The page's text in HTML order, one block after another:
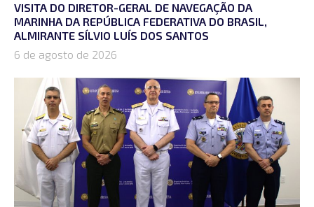
VISITA DO DIRETOR-GERAL DE NAVEGAÇÃO DA
MARINHA DA REPÚBLICA FEDERATIVA DO BRASIL,
ALMIRANTE SÍLVIO LUÍS DOS SANTOS
6 de agosto de 2026